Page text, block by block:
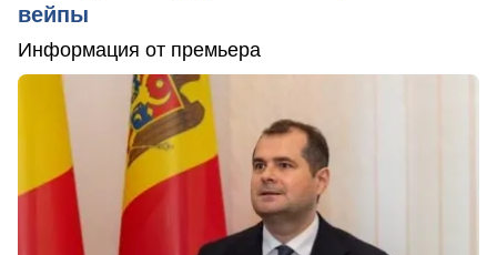
вейпы
Информация от премьера